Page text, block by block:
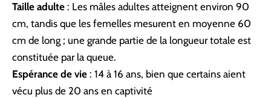
Taille adulte : Les mâles adultes atteignent environ 90
cm, tandis que les femelles mesurent en moyenne 60
cm de long ; une grande partie de la longueur totale est
constituée par la queue.
Espérance de vie : 14 à 16 ans, bien que certains aient
vécu plus de 20 ans en captivité